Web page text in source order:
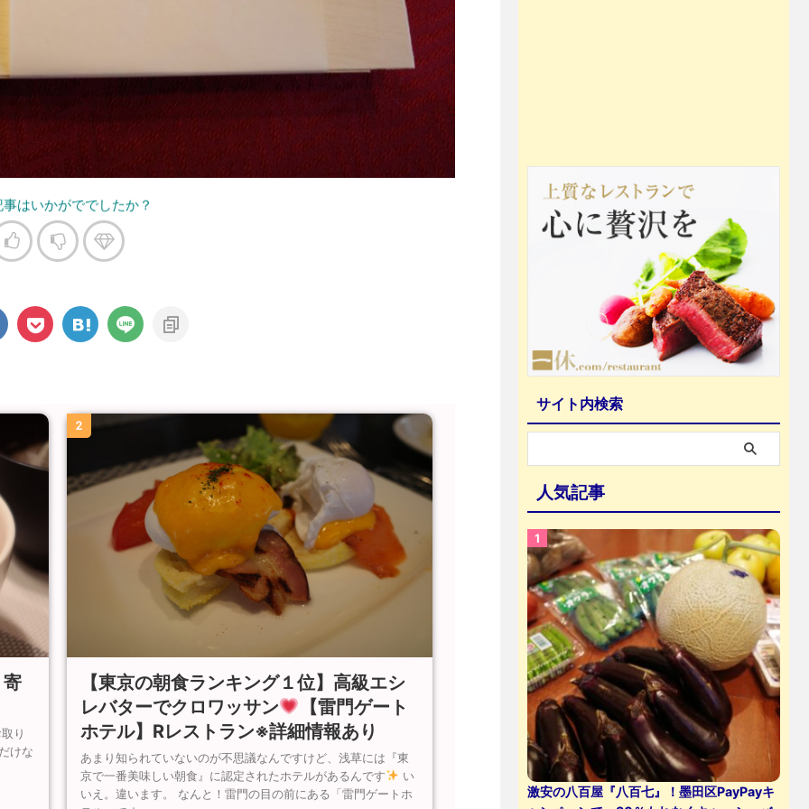
事はいかがででしたか？
り
けな
2
【東京の朝食ランキング１位】高級エシ
レバターでクロワッサン
【雷門ゲート
ホテル】Rレストラン※詳細情報あり
あまり知られていないのが不思議なんですけど、浅草には『東
京で一番美味しい朝食』に認定されたホテルがあるんです
い
いえ。違います。 なんと！雷門の目の前にある「雷門ゲートホ
サイト内検索
人気記事
激安の八百屋『八百七』！墨田区PayPayキ